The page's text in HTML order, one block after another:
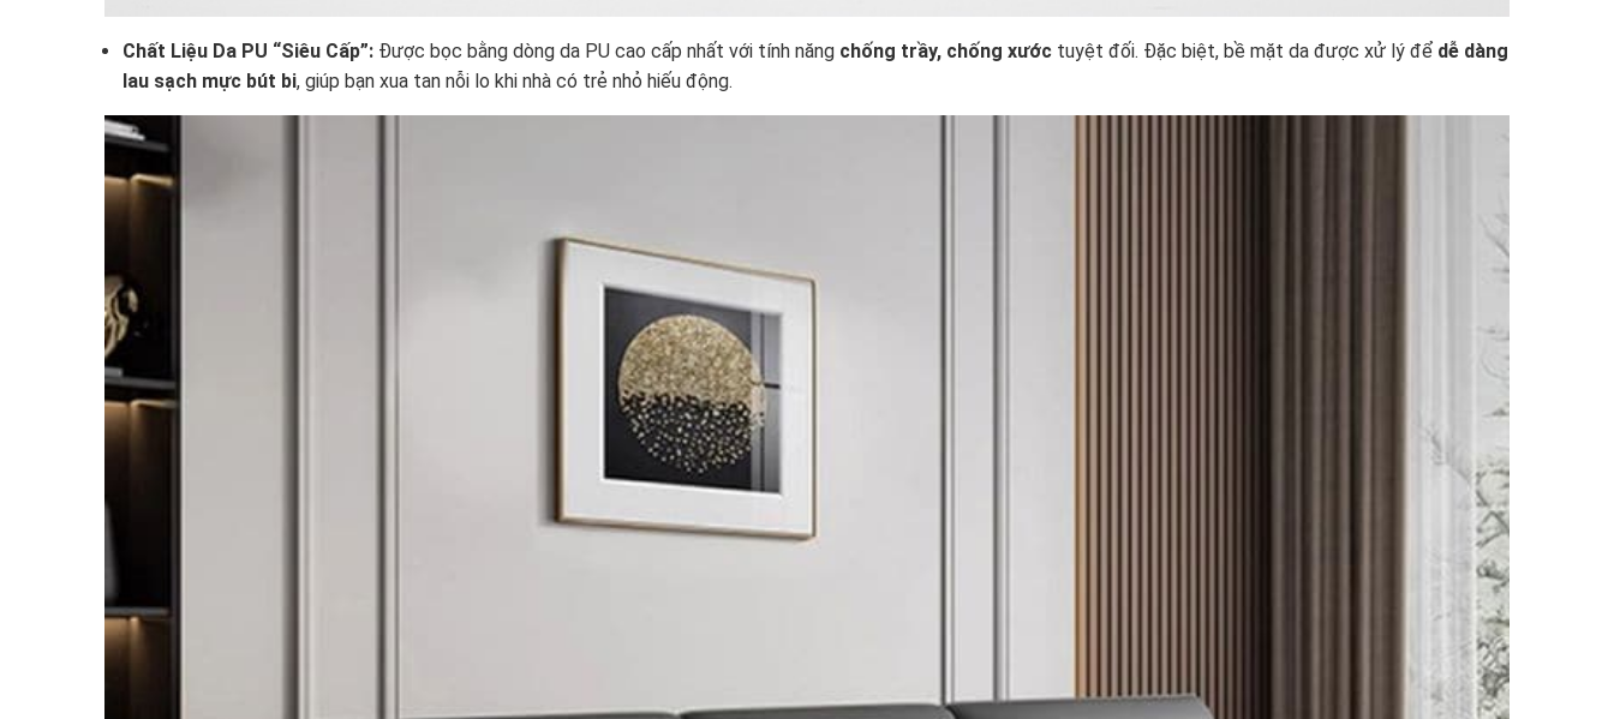
Chất Liệu Da PU “Siêu Cấp”: Được bọc bằng dòng da PU cao cấp nhất với tính năng chống trầy, chống xước tuyệt đối. Đặc biệt, bề mặt da được xử lý để dễ dàng
lau sạch mực bút bi, giúp bạn xua tan nỗi lo khi nhà có trẻ nhỏ hiếu động.